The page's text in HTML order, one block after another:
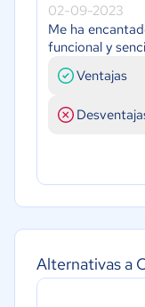
Alternativas a
02-09-2023
Me ha
funcional y
Ventajas